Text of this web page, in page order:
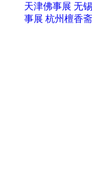
天津佛事展 无
事展 杭州檀香斋